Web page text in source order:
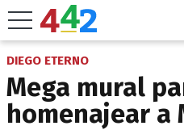
DIEGO ETERNO
Mega mural
homenajear a